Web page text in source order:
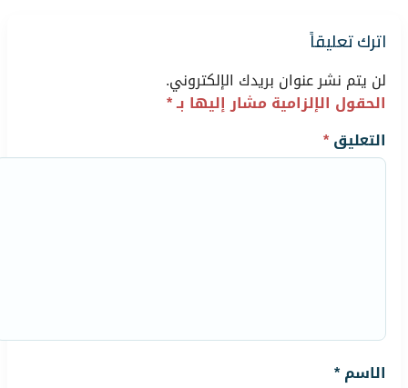
اترك تعليقاً
لن يتم نشر عنوان بريدك الإلكتروني.
الحقول الإلزامية مشار إليها بـ*
التعليق*
الاسم*